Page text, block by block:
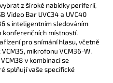
z široké nabídky periferií,
Video Bar UVC34 a UVC40
s inteligentním sledováním
konferenčních místností.
pro snímání hlasu, včetně
mikrofonu VCM36-W,
v kombinaci se
splňují vaše specifické